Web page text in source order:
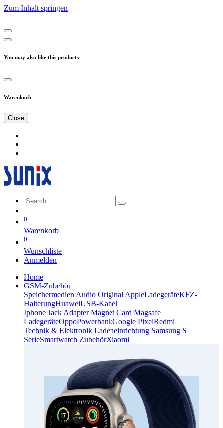
Zum Inhalt springen
You may also like this products
Warenkorb
Close
0
Warenkorb
0
Wunschliste
Anmelden
Home
GSM-Zubehör
Speichermedien Audio Original AppleLadegeräteKFZ-
HalterungHuaweiUSB-Kabel
Iphone Jack Adapter Magnet Card Magsafe
LadegeräteOppoPowerbankGoogle PixelRedmi
Technik & Elektronik Ladeneinrichtung Samsung S
SerieSmartwatch ZubehörXiaomi